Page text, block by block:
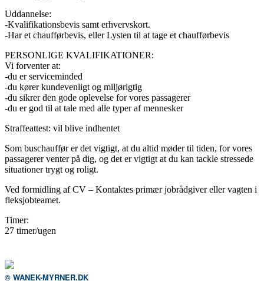
Uddannelse:
-Kvalifikationsbevis samt erhvervskort.
-Har et chaufførbevis, eller Lysten til at tage et chaufførbevis
PERSONLIGE KVALIFIKATIONER:
Vi forventer at:
-du er serviceminded
-du kører kundevenligt og miljørigtig
-du sikrer den gode oplevelse for vores passagerer
-du er god til at tale med alle typer af mennesker
Straffeattest: vil blive indhentet
Som buschauffør er det vigtigt, at du altid møder til tiden, for vores
passagerer venter på dig, og det er vigtigt at du kan tackle stressede
situationer trygt og roligt.
Ved formidling af CV – Kontaktes primær jobrådgiver eller vagten i
fleksjobteamet.
Timer:
27 timer/ugen
© WANEK-MYRNER.DK